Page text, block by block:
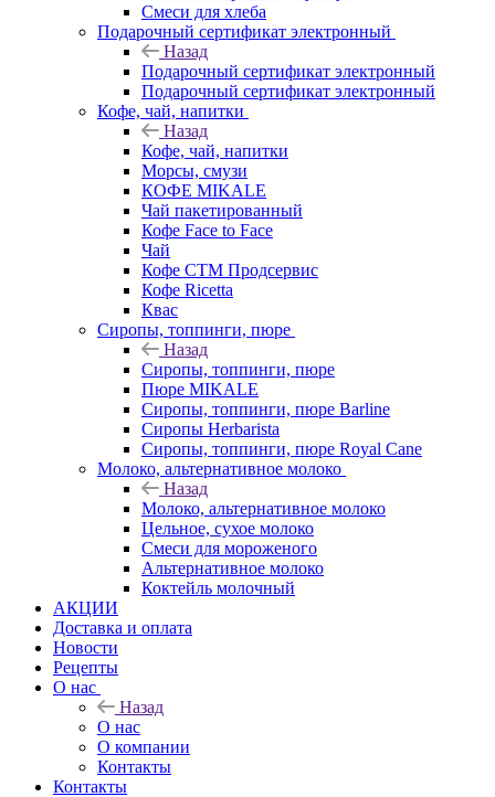
Смеси для хлеба
Подарочный сертификат электронный
Назад
Подарочный сертификат электронный
Подарочный сертификат электронный
Кофе, чай, напитки
Назад
Кофе, чай, напитки
Морсы, смузи
КОФЕ MIKALE
Чай пакетированный
Кофе Face to Face
Чай
Кофе СТМ Продсервис
Кофе Ricetta
Квас
Сиропы, топпинги, пюре
Назад
Сиропы, топпинги, пюре
Пюре MIKALE
Сиропы, топпинги, пюре Barline
Сиропы Herbarista
Сиропы, топпинги, пюре Royal Cane
Молоко, альтернативное молоко
Назад
Молоко, альтернативное молоко
Цельное, сухое молоко
Смеси для мороженого
Альтернативное молоко
Коктейль молочный
АКЦИИ
Доставка и оплата
Новости
Рецепты
О нас
Назад
О нас
О компании
Контакты
Контакты